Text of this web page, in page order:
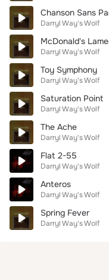
Chanson Sans
Darryl Way's Wolf
McDonald's
Darryl Way's Wolf
Toy Symphony
Darryl Way's Wolf
Saturation Point
Darryl Way's Wolf
The Ache
Darryl Way's Wolf
Flat 2-55
Darryl Way's Wolf
Anteros
Darryl Way's Wolf
Spring Fever
Darryl Way's Wolf